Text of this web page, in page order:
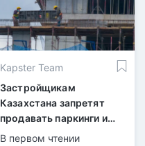
Kapster Team
Застройщикам
Казахстана запретят
продавать паркинги и
нежилые помещения
В первом чтении